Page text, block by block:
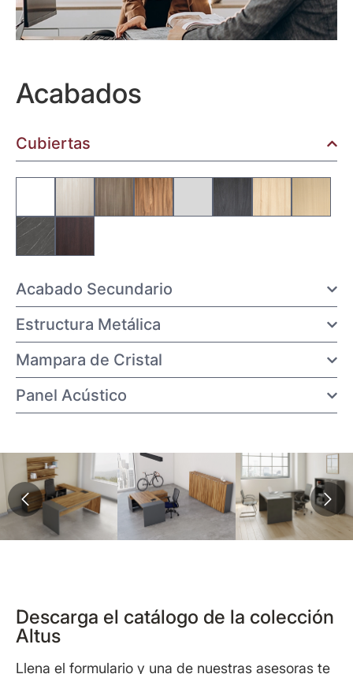
Acabados
Cubiertas
Acabado Secundario
Estructura Metálica
Mampara de Cristal
Panel Acústico
Descarga el catálogo de la colección
Altus
Llena el formulario y una de nuestras asesoras te